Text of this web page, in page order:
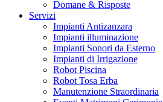
Domane & Risposte
Servizi
Impianti Antizanzara
Impianti illuminazione
Impianti Sonori da Esterno
Impianti di Irrigazione
Robot Piscina
Robot Tosa Erba
Manutenzione Straordinaria